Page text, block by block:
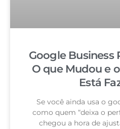
Google Business
O que Mudou e
Está
Se você ainda usa o
como quem “deixa o
chegou a hora de